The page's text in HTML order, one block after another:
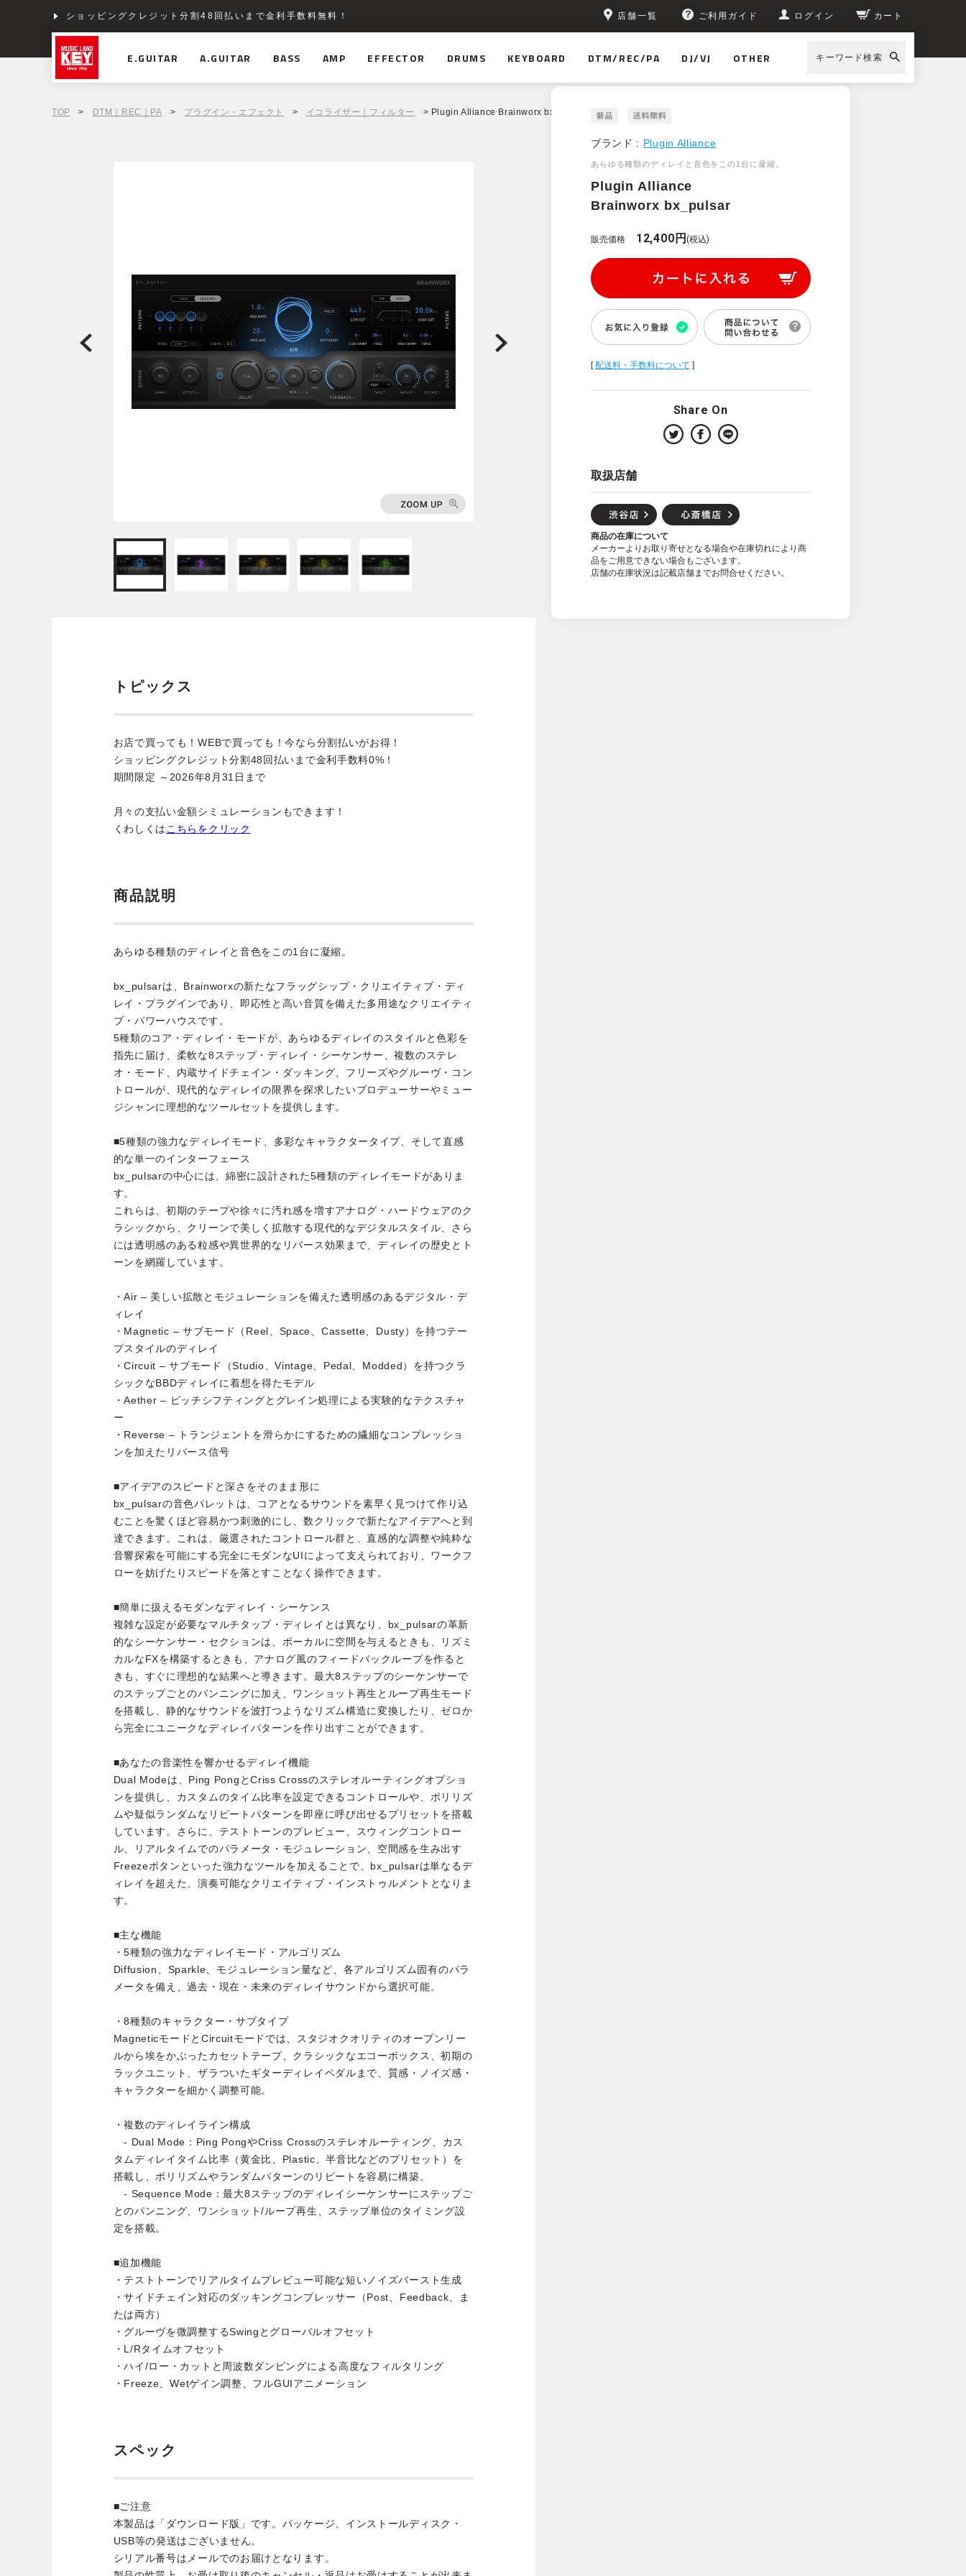
ショッピングクレジット分割48回払いまで金利手数料無料！ 店舗一覧 ご利用ガイド ログイン カート
E.GUITAR A.GUITAR BASS AMP EFFECTOR DRUMS KEYBOARD DTM/REC/PA DJ/VJ OTHER キーワード検索
TOP > DTM｜REC｜PA > プラグイン・エフェクト > イコライザー｜フィルター > Plugin Alliance Brainworx bx_pulsar
ブランド : Plugin Alliance
あらゆる種類のディレイと音色をこの1台に凝縮。
Plugin Alliance
Brainworx bx_pulsar
販売価格 12,400円(税込)
[配送料・手数料について ]
Share On
取扱店舗
商品の在庫について
メーカーよりお取り寄せとなる場合や在庫切れにより商
品をご用意できない場合もございます。
店舗の在庫状況は記載店舗までお問合せください。
トピックス
お店で買っても！WEBで買っても！今なら分割払いがお得！
ショッピングクレジット分割48回払いまで金利手数料0%！
期間限定 ～2026年8月31日まで
月々の支払い金額シミュレーションもできます！
くわしくは こちらをクリック
商品説明
あらゆる種類のディレイと音色をこの1台に凝縮。
bx_pulsarは、Brainworxの新たなフラッグシップ・クリエイティブ・ディ
レイ・プラグインであり、即応性と高い音質を備えた多用途なクリエイティ
ブ・パワーハウスです。
5種類のコア・ディレイ・モードが、あらゆるディレイのスタイルと色彩を
指先に届け、柔軟な8ステップ・ディレイ・シーケンサー、複数のステレ
オ・モード、内蔵サイドチェイン・ダッキング、フリーズやグルーヴ・コン
トロールが、現代的なディレイの限界を探求したいプロデューサーやミュー
ジシャンに理想的なツールセットを提供します。
■5種類の強力なディレイモード、多彩なキャラクタータイプ、そして直感
的な単一のインターフェース
bx_pulsarの中心には、綿密に設計された5種類のディレイモードがありま
す。
これらは、初期のテープや徐々に汚れ感を増すアナログ・ハードウェアのク
ラシックから、クリーンで美しく拡散する現代的なデジタルスタイル、さら
には透明感のある粒感や異世界的なリバース効果まで、ディレイの歴史とト
ーンを網羅しています。
・Air – 美しい拡散とモジュレーションを備えた透明感のあるデジタル・デ
ィレイ
・Magnetic – サブモード（Reel、Space、Cassette、Dusty）を持つテー
プスタイルのディレイ
・Circuit – サブモード（Studio、Vintage、Pedal、Modded）を持つクラ
シックなBBDディレイに着想を得たモデル
・Aether – ピッチシフティングとグレイン処理による実験的なテクスチャ
ー
・Reverse – トランジェントを滑らかにするための繊細なコンプレッショ
ンを加えたリバース信号
■アイデアのスピードと深さをそのまま形に
bx_pulsarの音色パレットは、コアとなるサウンドを素早く見つけて作り込
むことを驚くほど容易かつ刺激的にし、数クリックで新たなアイデアへと到
達できます。これは、厳選されたコントロール群と、直感的な調整や純粋な
音響探索を可能にする完全にモダンなUIによって支えられており、ワークフ
ローを妨げたりスピードを落とすことなく操作できます。
■簡単に扱えるモダンなディレイ・シーケンス
複雑な設定が必要なマルチタップ・ディレイとは異なり、bx_pulsarの革新
的なシーケンサー・セクションは、ボーカルに空間を与えるときも、リズミ
カルなFXを構築するときも、アナログ風のフィードバックループを作ると
きも、すぐに理想的な結果へと導きます。最大8ステップのシーケンサーで
のステップごとのパンニングに加え、ワンショット再生とループ再生モード
を搭載し、静的なサウンドを波打つようなリズム構造に変換したり、ゼロか
ら完全にユニークなディレイパターンを作り出すことができます。
■あなたの音楽性を響かせるディレイ機能
Dual Modeは、Ping PongとCriss Crossのステレオルーティングオプショ
ンを提供し、カスタムのタイム比率を設定できるコントロールや、ポリリズ
ムや疑似ランダムなリピートパターンを即座に呼び出せるプリセットを搭載
しています。さらに、テストトーンのプレビュー、スウィングコントロー
ル、リアルタイムでのパラメータ・モジュレーション、空間感を生み出す
Freezeボタンといった強力なツールを加えることで、bx_pulsarは単なるデ
ィレイを超えた、演奏可能なクリエイティブ・インストゥルメントとなりま
す。
■主な機能
・5種類の強力なディレイモード・アルゴリズム
Diffusion、Sparkle、モジュレーション量など、各アルゴリズム固有のパラ
メータを備え、過去・現在・未来のディレイサウンドから選択可能。
・8種類のキャラクター・サブタイプ
MagneticモードとCircuitモードでは、スタジオクオリティのオープンリー
ルから埃をかぶったカセットテープ、クラシックなエコーボックス、初期の
ラックユニット、ザラついたギターディレイペダルまで、質感・ノイズ感・
キャラクターを細かく調整可能。
・複数のディレイライン構成
- Dual Mode：Ping PongやCriss Crossのステレオルーティング、カス
タムディレイタイム比率（黄金比、Plastic、半音比などのプリセット）を
搭載し、ポリリズムやランダムパターンのリピートを容易に構築。
- Sequence Mode：最大8ステップのディレイシーケンサーにステップご
とのパンニング、ワンショット/ループ再生、ステップ単位のタイミング設
定を搭載。
■追加機能
・テストトーンでリアルタイムプレビュー可能な短いノイズバースト生成
・サイドチェイン対応のダッキングコンプレッサー（Post、Feedback、ま
たは両方）
・グルーヴを微調整するSwingとグローバルオフセット
・L/Rタイムオフセット
・ハイ/ロー・カットと周波数ダンピングによる高度なフィルタリング
・Freeze、Wetゲイン調整、フルGUIアニメーション
スペック
■ご注意
本製品は「ダウンロード版」です。パッケージ、インストールディスク・
USB等の発送はございません。
シリアル番号はメールでのお届けとなります。